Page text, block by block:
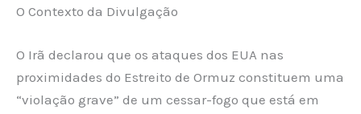
O Contexto da Divulgação
O Irã declarou que os ataques dos EUA nas
proximidades do Estreito de Ormuz constituem uma
“violação grave” de um cessar-fogo que está em